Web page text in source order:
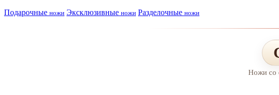
Подарочные ножи Эксклюзивные ножи Разделочные ножи
Ножи со